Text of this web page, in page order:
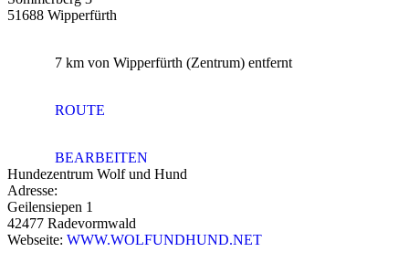
51688 Wipperfürth
7 km von Wipperfürth (Zentrum) entfernt
ROUTE
BEARBEITEN
Hundezentrum Wolf und Hund
Adresse:
Geilensiepen 1
42477 Radevormwald
Webseite: WWW.WOLFUNDHUND.NET